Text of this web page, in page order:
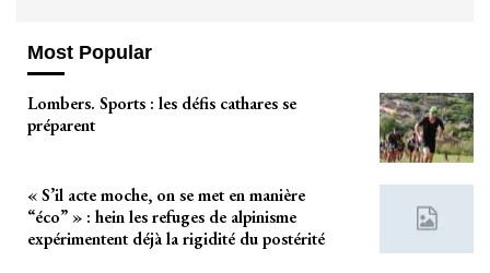
Most Popular
Lombers. Sports : les défis cathares se
préparent
« S’il acte moche, on se met en manière
“éco” » : hein les refuges de alpinisme
expérimentent déjà la rigidité du postérité